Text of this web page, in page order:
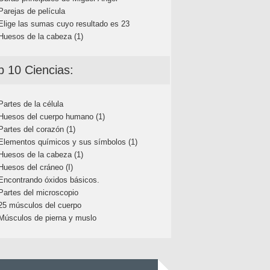
de película
las sumas cuyo resultado es 23
de la cabeza (1)
10 Ciencias:
de la célula
del cuerpo humano (1)
del corazón (1)
químicos y sus símbolos (1)
de la cabeza (1)
del cráneo (I)
óxidos básicos.
del microscopio
músculos del cuerpo
de pierna y muslo